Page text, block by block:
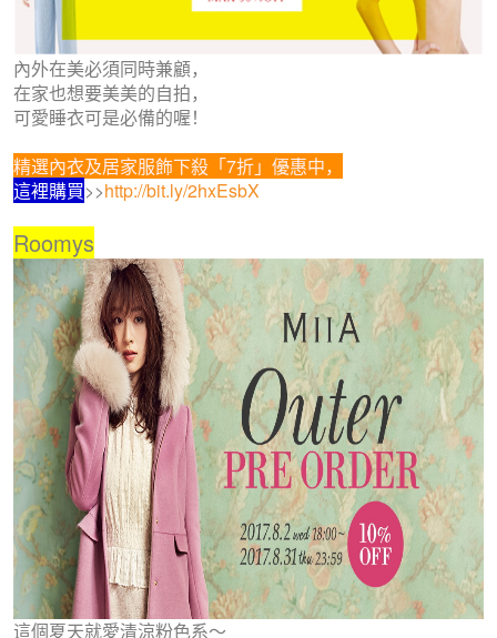
內外在美必須同時兼顧，
在家也想要美美的自拍，
可愛睡衣可是必備的喔！
精選內衣及居家服飾下殺「7折」優惠中，
這裡購買>>http://bit.ly/2hxEsbX
Roomys
這個夏天就愛清涼粉色系～